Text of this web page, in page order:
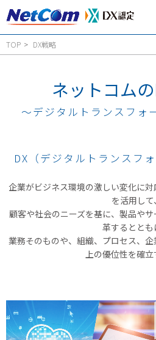
TOP DX戦略
ネットコムの
～デジタルトランスフォ
DX（デジタルトランスフ
企業がビジネス環境の激しい変化に
を活用して、
顧客や社会のニーズを基に、製品や
革するととも
業務そのものや、組織、プロセス、
上の優位性を確立